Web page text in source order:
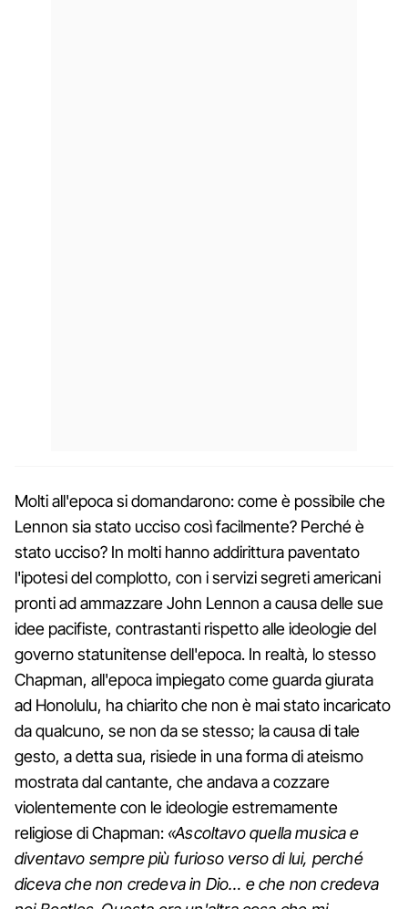
Molti all'epoca si domandarono: come è possibile che
Lennon sia stato ucciso così facilmente? Perché è
stato ucciso? In molti hanno addirittura paventato
l'ipotesi del complotto, con i servizi segreti americani
pronti ad ammazzare John Lennon a causa delle sue
idee pacifiste, contrastanti rispetto alle ideologie del
governo statunitense dell'epoca. In realtà, lo stesso
Chapman, all'epoca impiegato come guarda giurata
ad Honolulu, ha chiarito che non è mai stato incaricato
da qualcuno, se non da se stesso; la causa di tale
gesto, a detta sua, risiede in una forma di ateismo
mostrata dal cantante, che andava a cozzare
violentemente con le ideologie estremamente
religiose di Chapman: «Ascoltavo quella musica e
diventavo sempre più furioso verso di lui, perché
diceva che non credeva in Dio… e che non credeva